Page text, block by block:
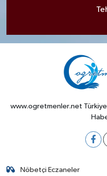
www.ogretmenler.net
Nöbetçi Eczaneler